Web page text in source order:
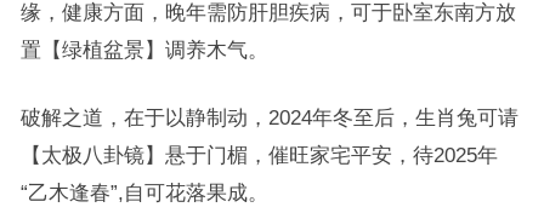
缘，健康方面，晚年需防肝胆疾病，可于卧室东南方放
置【绿植盆景】调养木气。
破解之道，在于以静制动，2024年冬至后，生肖兔可请
【太极八卦镜】悬于门楣，催旺家宅平安，待2025年
“乙木逢春”,自可花落果成。